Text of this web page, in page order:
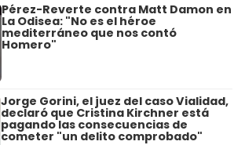
Pérez-Reverte contra Matt Damon en
La Odisea: "No es el héroe
mediterráneo que nos contó
Homero"
Jorge Gorini, el juez del caso Vialidad,
declaró que Cristina Kirchner está
pagando las consecuencias de
cometer "un delito comprobado"